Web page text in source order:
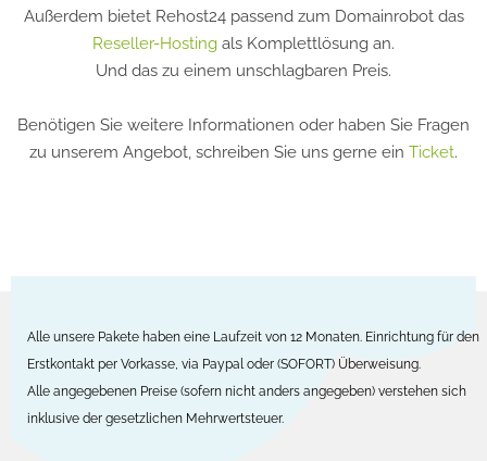
Außerdem bietet Rehost24 passend zum Domainrobot das
Reseller-Hosting als Komplettlösung an.
Und das zu einem unschlagbaren Preis.
Benötigen Sie weitere Informationen oder haben Sie Fragen
zu unserem Angebot, schreiben Sie uns gerne ein Ticket.
Alle unsere Pakete haben eine Laufzeit von 12 Monaten. Einrichtung für den
Erstkontakt per Vorkasse, via Paypal oder (SOFORT) Überweisung.
Alle angegebenen Preise (sofern nicht anders angegeben) verstehen sich
inklusive der gesetzlichen Mehrwertsteuer.